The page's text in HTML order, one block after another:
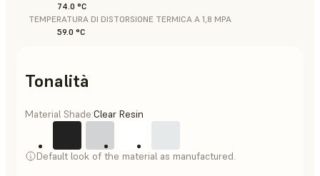
74.0 °C
TEMPERATURA DI DISTORSIONE TERMICA A 1,8 MPA
59.0 °C
Tonalità
Material Shade:Clear Resin
Default look of the material as manufactured.